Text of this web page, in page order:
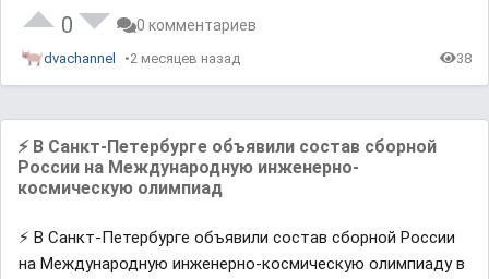
0 0 комментариев
dvachannel 2 месяцев назад 38
⚡️ В Санкт-Петербурге объявили состав сборной
России на Международную инженерно-
космическую олимпиад
⚡️ В Санкт-Петербурге объявили состав сборной России
на Международную инженерно-космическую олимпиаду в